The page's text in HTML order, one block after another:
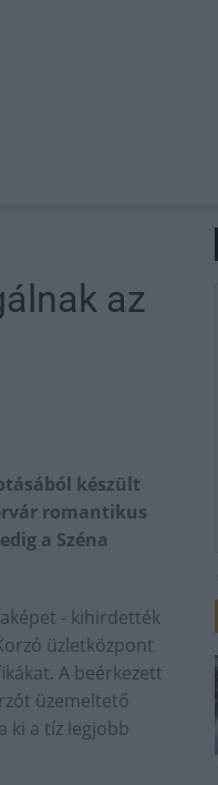
az
készült
romantikus
a Széna
- kihirdették
üzletközpont
A beérkezett
üzemeltető
ki a tíz legjobb